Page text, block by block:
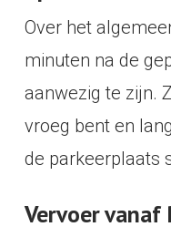
Over het
minuten na de
aanwezig te zijn.
vroeg bent en
de parkeerplaats
Vervoer